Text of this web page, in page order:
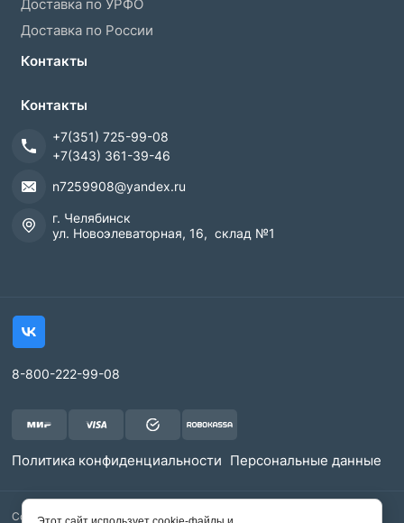
Доставка по УРФО
Доставка по России
Контакты
Контакты
+7(351) 725-99-08
+7(343) 361-39-46
n7259908@yandex.ru
г. Челябинск
ул. Новоэлеваторная, 16, склад №1
8-800-222-99-08
Политика конфиденциальности Персональные данные
Copyright © 2010 - 2026 ООО "УралЭкоПак"